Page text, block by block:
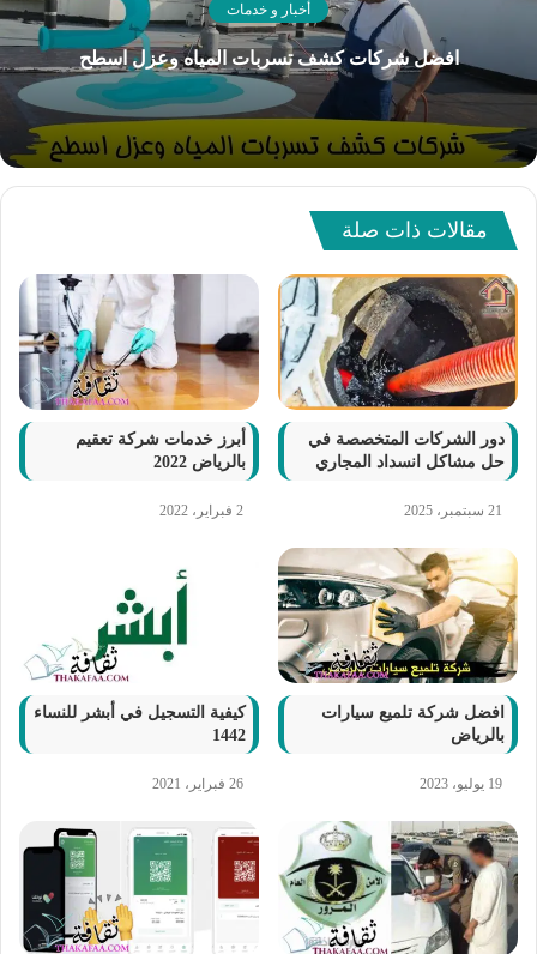
أخبار و خدمات
افضل شركات كشف تسربات المياه وعزل اسطح
مقالات ذات صلة
دور الشركات المتخصصة في
حل مشاكل انسداد المجاري
21 سبتمبر، 2025
أبرز خدمات شركة تعقيم
بالرياض 2022
2 فبراير، 2022
افضل شركة تلميع سيارات
بالرياض
19 يوليو، 2023
كيفية التسجيل في أبشر للنساء
1442
26 فبراير، 2021